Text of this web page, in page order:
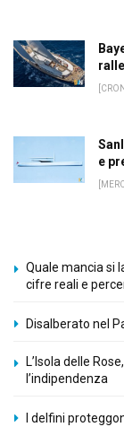
e
Quale mancia si
cifre reali e
Disalberato nel
L’Isola delle
l’indipendenza
I delfini